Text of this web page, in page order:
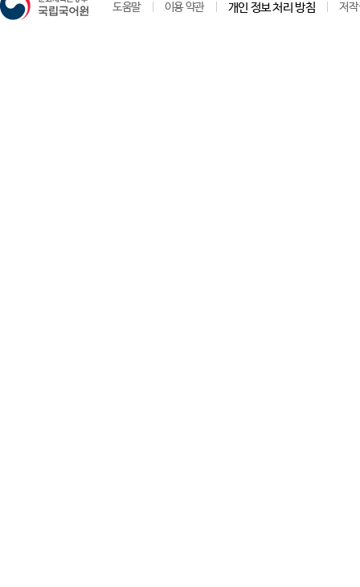
도움말 이용 약관 개인 정보 처리 방침 저